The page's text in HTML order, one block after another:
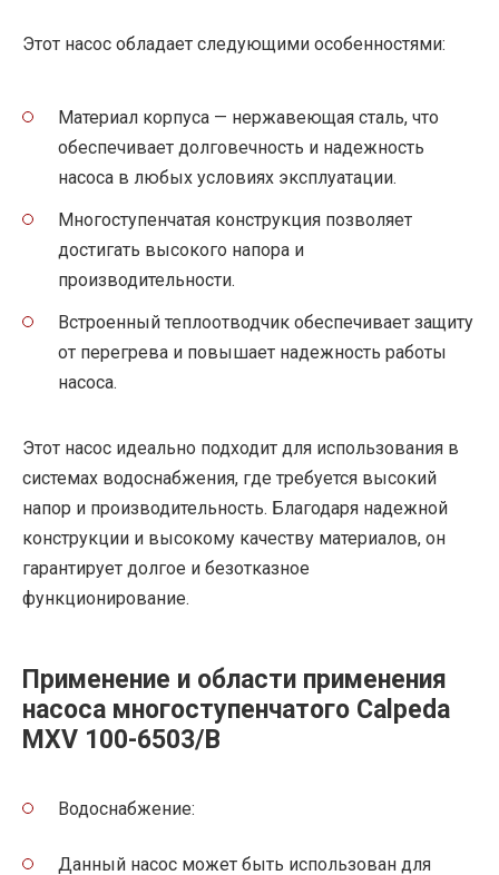
Этот насос обладает следующими особенностями:
Материал корпуса — нержавеющая сталь, что
обеспечивает долговечность и надежность
насоса в любых условиях эксплуатации.
Многоступенчатая конструкция позволяет
достигать высокого напора и
производительности.
Встроенный теплоотводчик обеспечивает защиту
от перегрева и повышает надежность работы
насоса.
Этот насос идеально подходит для использования в
системах водоснабжения, где требуется высокий
напор и производительность. Благодаря надежной
конструкции и высокому качеству материалов, он
гарантирует долгое и безотказное
функционирование.
Применение и области применения
насоса многоступенчатого Calpeda
MXV 100-6503/B
Водоснабжение:
Данный насос может быть использован для